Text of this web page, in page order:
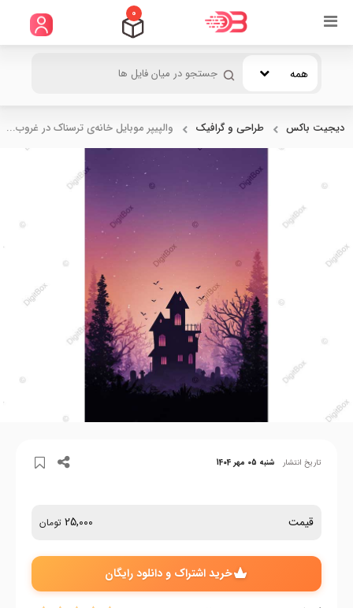
0
همه
دیجیت باکس طراحی و گرافیک والپیپر موبایل خانه‌ی ترسناک در غروب...
تاریخ انتشار شنبه 05 مهر 1404
قیمت 25,000 تومان
خرید اشتراک و دانلود رایگان